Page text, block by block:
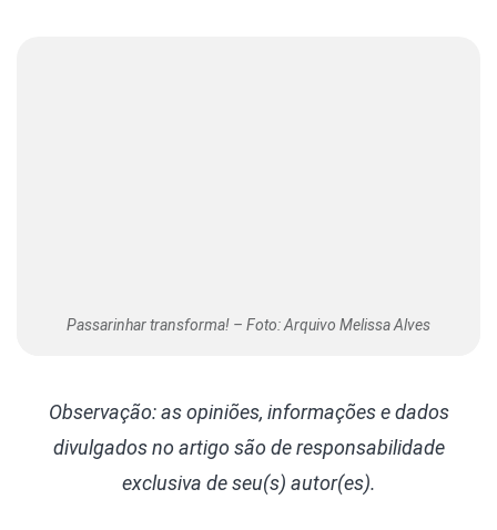
Passarinhar transforma! – Foto: Arquivo Melissa Alves
Observação: as opiniões, informações e dados
divulgados no artigo são de responsabilidade
exclusiva de seu(s) autor(es).